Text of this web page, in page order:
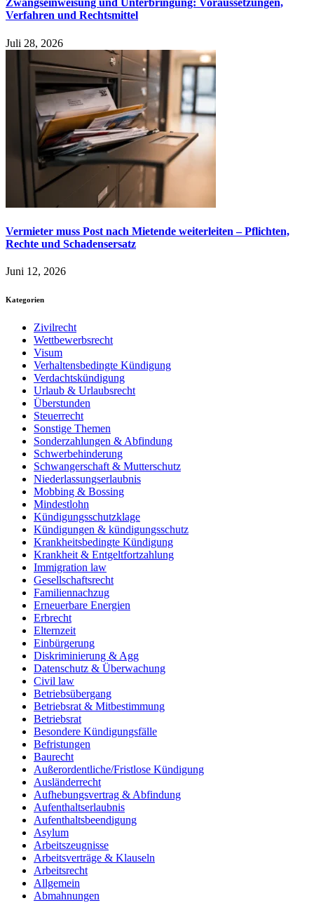
Zwangseinweisung und Unterbringung: Voraussetzungen,
Verfahren und Rechtsmittel
Juli 28, 2026
Vermieter muss Post nach Mietende weiterleiten – Pflichten,
Rechte und Schadensersatz
Juni 12, 2026
Kategorien
Zivilrecht
Wettbewerbsrecht
Visum
Verhaltensbedingte Kündigung
Verdachtskündigung
Urlaub & Urlaubsrecht
Überstunden
Steuerrecht
Sonstige Themen
Sonderzahlungen & Abfindung
Schwerbehinderung
Schwangerschaft & Mutterschutz
Niederlassungserlaubnis
Mobbing & Bossing
Mindestlohn
Kündigungsschutzklage
Kündigungen & kündigungsschutz
Krankheitsbedingte Kündigung
Krankheit & Entgeltfortzahlung
Immigration law
Gesellschaftsrecht
Familiennachzug
Erneuerbare Energien
Erbrecht
Elternzeit
Einbürgerung
Diskriminierung & Agg
Datenschutz & Überwachung
Civil law
Betriebsübergang
Betriebsrat & Mitbestimmung
Betriebsrat
Besondere Kündigungsfälle
Befristungen
Baurecht
Außerordentliche/Fristlose Kündigung
Ausländerrecht
Aufhebungsvertrag & Abfindung
Aufenthaltserlaubnis
Aufenthaltsbeendigung
Asylum
Arbeitszeugnisse
Arbeitsverträge & Klauseln
Arbeitsrecht
Allgemein
Abmahnungen